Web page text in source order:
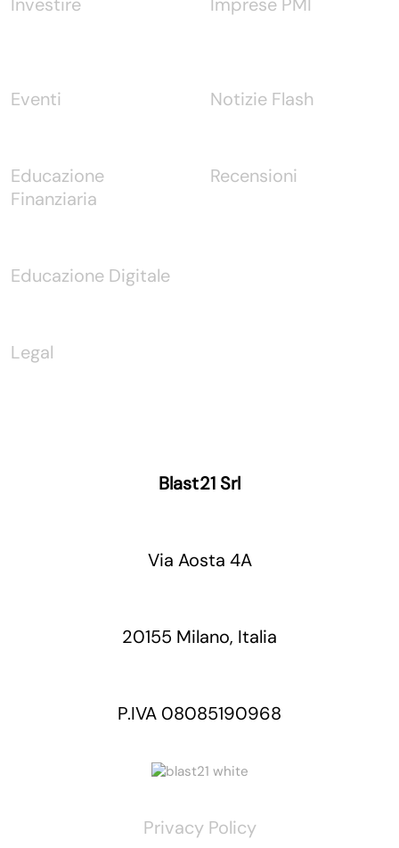
Investire Imprese PMI
Eventi
Educazione
Finanziaria
Educazione Digitale
Legal
Notizie Flash
Recensioni
Blast21 Srl
Via Aosta 4A
20155 Milano, Italia
P.IVA 08085190968
Privacy Policy